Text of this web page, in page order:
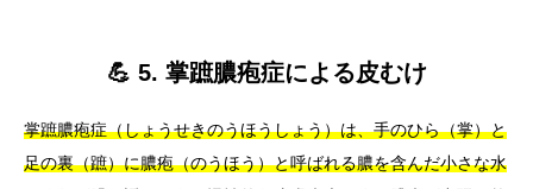
💪 5. 掌蹠膿疱症による皮むけ
掌蹠膿疱症（しょうせきのうほうしょう）は、手のひら（掌）と
足の裏（蹠）に膿疱（のうほう）と呼ばれる膿を含んだ小さな水